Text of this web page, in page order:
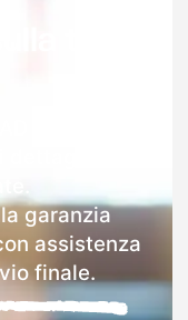
garanzia
assistenza
finale.